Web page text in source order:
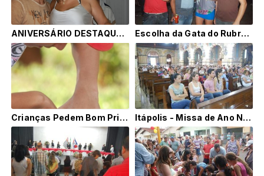
ANIVERSÁRIO DESTAQUE: MANUELA GARCIA - Mês 03-2014 Escolha da Gata do Rubrão 2013
Crianças Pedem Bom Princípio - Itápolis Itápolis - Missa de Ano Novo